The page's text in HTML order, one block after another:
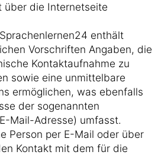
über die Internetseite
enthält
Vorschriften Angaben, die
Kontaktaufnahme zu
sowie eine unmittelbare
ermöglichen, was ebenfalls
der sogenannten
Mail-Adresse) umfasst.
Person per E-Mail oder über
Kontakt mit dem für die